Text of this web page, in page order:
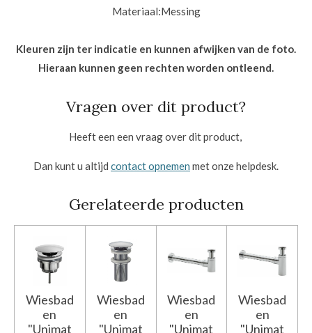
Materiaal:Messing
Kleuren zijn ter indicatie en kunnen afwijken van de foto.
Hieraan kunnen geen rechten worden ontleend.
Vragen over dit product?
Heeft een een vraag over dit product,
Dan kunt u altijd contact opnemen met onze helpdesk.
Gerelateerde producten
Wiesbad
en
"Unimat
Wiesbad
en
"Unimat
Wiesbad
en
"Unimat
Wiesbad
en
"Unimat